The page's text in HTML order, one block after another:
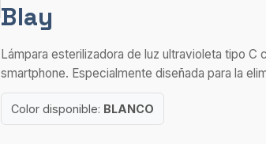
Blay
Lámpara esterilizadora de luz ultravioleta tipo C
smartphone. Especialmente diseñada para la
Color disponible: BLANCO